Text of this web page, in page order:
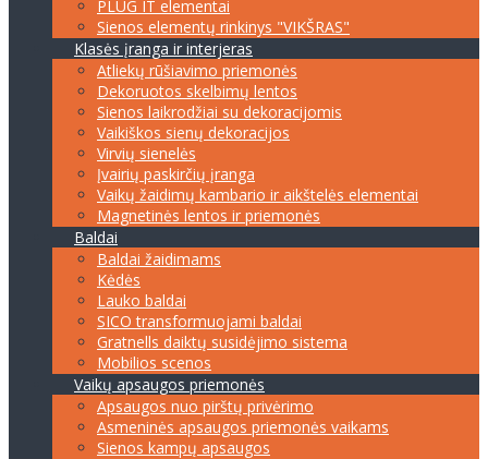
PLUG IT elementai
Sienos elementų rinkinys "VIKŠRAS"
Klasės įranga ir interjeras
Atliekų rūšiavimo priemonės
Dekoruotos skelbimų lentos
Sienos laikrodžiai su dekoracijomis
Vaikiškos sienų dekoracijos
Virvių sienelės
Įvairių paskirčių įranga
Vaikų žaidimų kambario ir aikštelės elementai
Magnetinės lentos ir priemonės
Baldai
Baldai žaidimams
Kėdės
Lauko baldai
SICO transformuojami baldai
Gratnells daiktų susidėjimo sistema
Mobilios scenos
Vaikų apsaugos priemonės
Apsaugos nuo pirštų privėrimo
Asmeninės apsaugos priemonės vaikams
Sienos kampų apsaugos